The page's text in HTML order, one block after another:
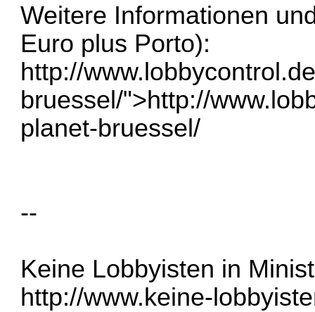
Weitere Informationen
Euro plus Porto):
http://
bruessel/">http://
planet-bruessel/
--
Keine Lobbyisten in
http://www.keine-